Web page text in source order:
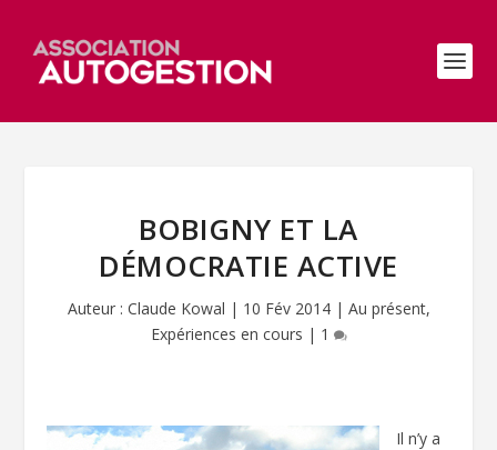
BOBIGNY ET LA
DÉMOCRATIE ACTIVE
Auteur : Claude Kowal | 10 Fév 2014| Au présent,
Expériences en cours | 1
Il n’y a